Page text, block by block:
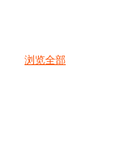
浏览全部